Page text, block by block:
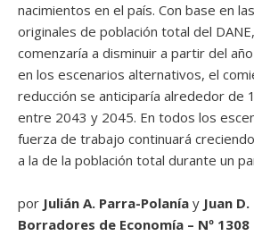
nacimientos en el país. Con base en
originales de población total del
comenzaría a disminuir a partir del
en los escenarios alternativos, el
reducción se anticiparía alrededor de
entre 2043 y 2045. En todos los
fuerza de trabajo continuará
a la de la población total durante un
por Julián A. Parra-Polanía y Juan
Borradores de Economía – Nº 1308